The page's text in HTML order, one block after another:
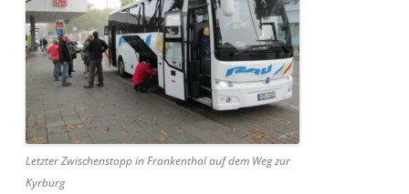
Let­zter Zwis­chen­stopp in Franken­thal auf dem Weg zur
Kyrburg